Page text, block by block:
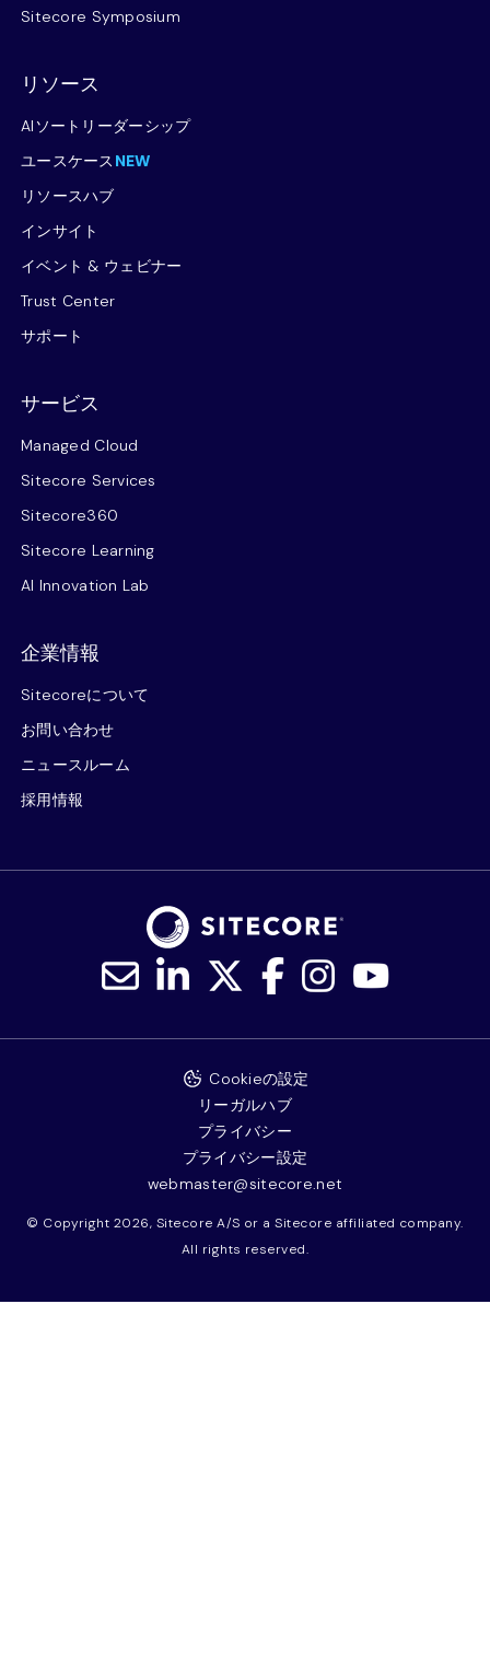
Sitecore Symposium
リソース
AIソートリーダーシップ
ユースケース NEW
リソースハブ
インサイト
イベント & ウェビナー
Trust Center
サポート
サービス
Managed Cloud
Sitecore Services
Sitecore360
Sitecore Learning
AI Innovation Lab
企業情報
Sitecoreについて
お問い合わせ
ニュースルーム
採用情報
© Copyright 2026, Sitecore A/S or a Sitecore affiliated company.
All rights reserved.
Cookieの設定
リーガルハブ
プライバシー
プライバシー設定
webmaster@sitecore.net